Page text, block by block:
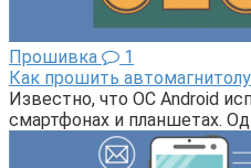
Прошивка
1
Как прошить
Известно, что ОС Android
смартфонах и планшетах.